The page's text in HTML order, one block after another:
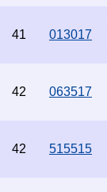
41 013017
42 063517
42 515515